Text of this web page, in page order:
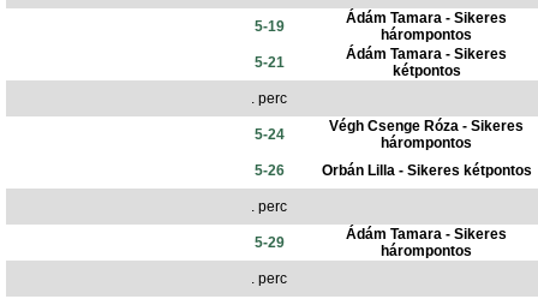
5-19
Ádám Tamara - Sikeres
hárompontos
5-21
Ádám Tamara - Sikeres
kétpontos
. perc
5-24
Végh Csenge Róza - Sikeres
hárompontos
5-26
Orbán Lilla - Sikeres kétpontos
. perc
5-29
Ádám Tamara - Sikeres
hárompontos
. perc